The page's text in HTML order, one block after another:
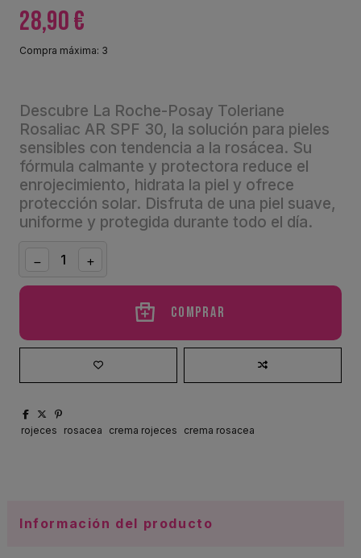
28,90 €
Compra máxima: 3
Descubre La Roche-Posay Toleriane
Rosaliac AR SPF 30, la solución para pieles
sensibles con tendencia a la rosácea. Su
fórmula calmante y protectora reduce el
enrojecimiento, hidrata la piel y ofrece
protección solar. Disfruta de una piel suave,
uniforme y protegida durante todo el día.
Comprar
rojeces rosacea crema rojeces crema rosacea
Información del producto